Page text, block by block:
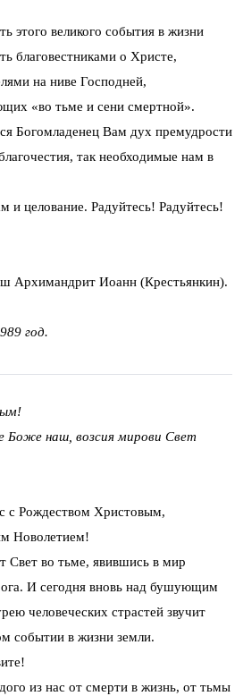
этого великого события в жизни
благовестниками о Христе,
на ниве Господней,
«во тьме и сени смертной».
Богомладенец Вам дух премудрости
так необходимые нам в
и целование. Радуйтесь! Радуйтесь!
Архимандрит Иоанн (Крестьянкин).
год.
Боже наш, возсия мирови Свет
с Рождеством Христовым,
Новолетием!
Свет во тьме, явившись в мир
И сегодня вновь над бушующим
человеческих страстей звучит
событии в жизни земли.
из нас от смерти в жизнь, от тьмы